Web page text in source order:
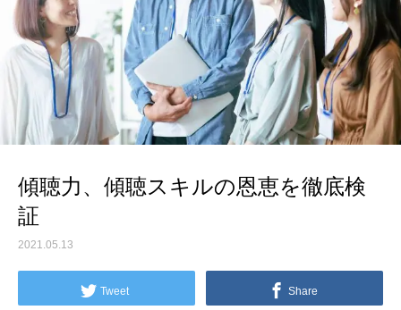
傾聴力、傾聴スキルの恩恵を徹底検
証
2021.05.13
Tweet Share